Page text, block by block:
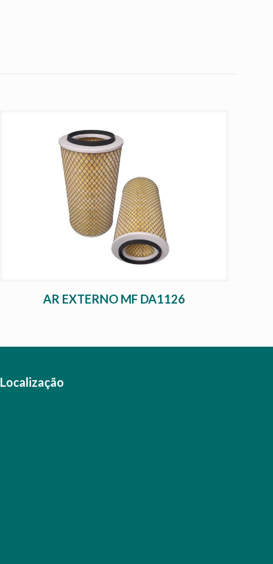
AR EXTERNO MF DA1126
Localização